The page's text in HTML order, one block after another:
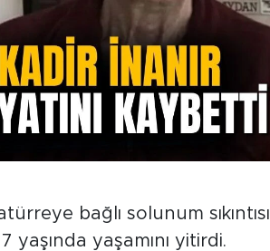
bağlı solunum sıkıntısı
yaşamını yitirdi.